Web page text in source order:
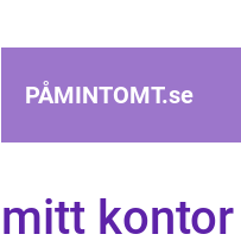
PÅMINTOMT.se
mitt kontor